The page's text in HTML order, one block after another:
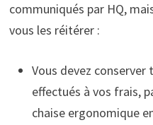
communiqués par HQ,
vous les réitérer :
Vous devez conserver
effectués à vos frais,
chaise ergonomique